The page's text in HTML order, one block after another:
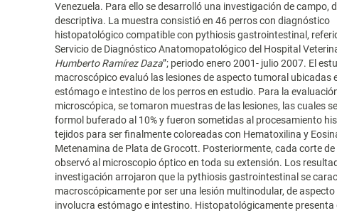
Venezuela. Para ello se desarrolló una investigación de campo,
descriptiva. La muestra consistió en 46 perros con diagnóstico
histopatológico compatible con pythiosis gastrointestinal,
Servicio de Diagnóstico Anatomopatológico del Hospital
Humberto Ramírez Daza”; periodo enero 2001- julio 2007. El
macroscópico evaluó las lesiones de aspecto tumoral ubicadas
estómago e intestino de los perros en estudio. Para la
microscópica, se tomaron muestras de las lesiones, las cuales
formol buferado al 10% y fueron sometidas al procesamiento
tejidos para ser finalmente coloreadas con Hematoxilina y
Metenamina de Plata de Grocott. Posteriormente, cada corte de
observó al microscopio óptico en toda su extensión. Los
investigación arrojaron que la pythiosis gastrointestinal se
macroscópicamente por ser una lesión multinodular, de
involucra estómago e intestino. Histopatológicamente